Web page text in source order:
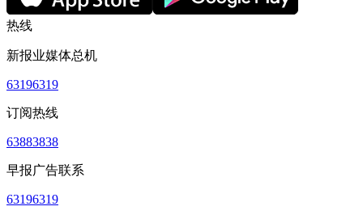
热线
新报业媒体总机
63196319
订阅热线
63883838
早报广告联系
63196319